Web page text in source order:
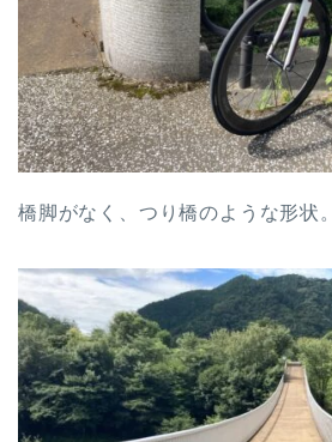
橋脚がなく、つり橋のような形状。